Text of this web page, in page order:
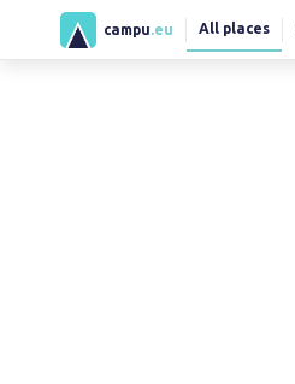
campu .eu All places